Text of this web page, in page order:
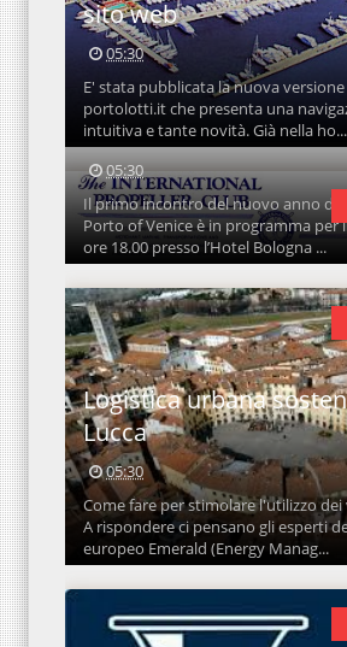
sito web
05:30
E' stata pubblicata la nuova
portolotti.it che presenta una
intuitiva e tante novità. Già nella ho...
NAPA al Propeller Club
05:30
Il primo incontro del nuovo anno del
Porto of Venice è in programma per
ore 18.00 presso l’Hotel Bologna ...
Logistica urbana
Lucca
05:30
Come fare per stimolare l'utilizzo
A rispondere ci pensano gli esperti
europeo Emerald (Energy Manag...